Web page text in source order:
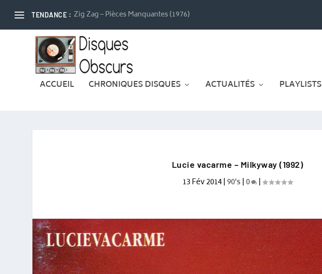
TENDANCE : Zig Zag – Pièces Manquantes (1976)
ACCUEIL CHRONIQUES DISQUES ACTUALITÉS PLAYLISTS
Lucie vacarme – Milkyway (1992)
13 Fév 2014|90's|0 |